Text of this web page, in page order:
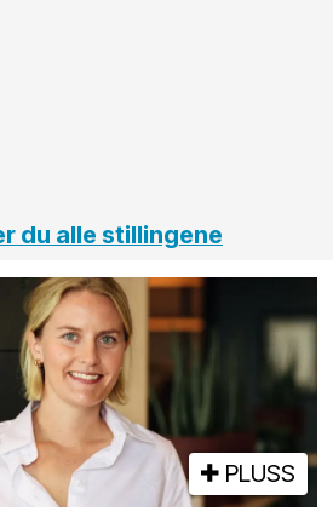
du alle stillingene
PLUSS